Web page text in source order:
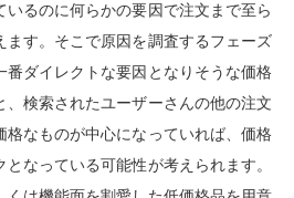
るのに何らかの要因で注文まで至ら
ます。そこで原因を調査するフェーズ
番ダイレクトな要因となりそうな価格
、検索されたユーザーさんの他の注文
格なものが中心になっていれば、価格
なっている可能性が考えられます。